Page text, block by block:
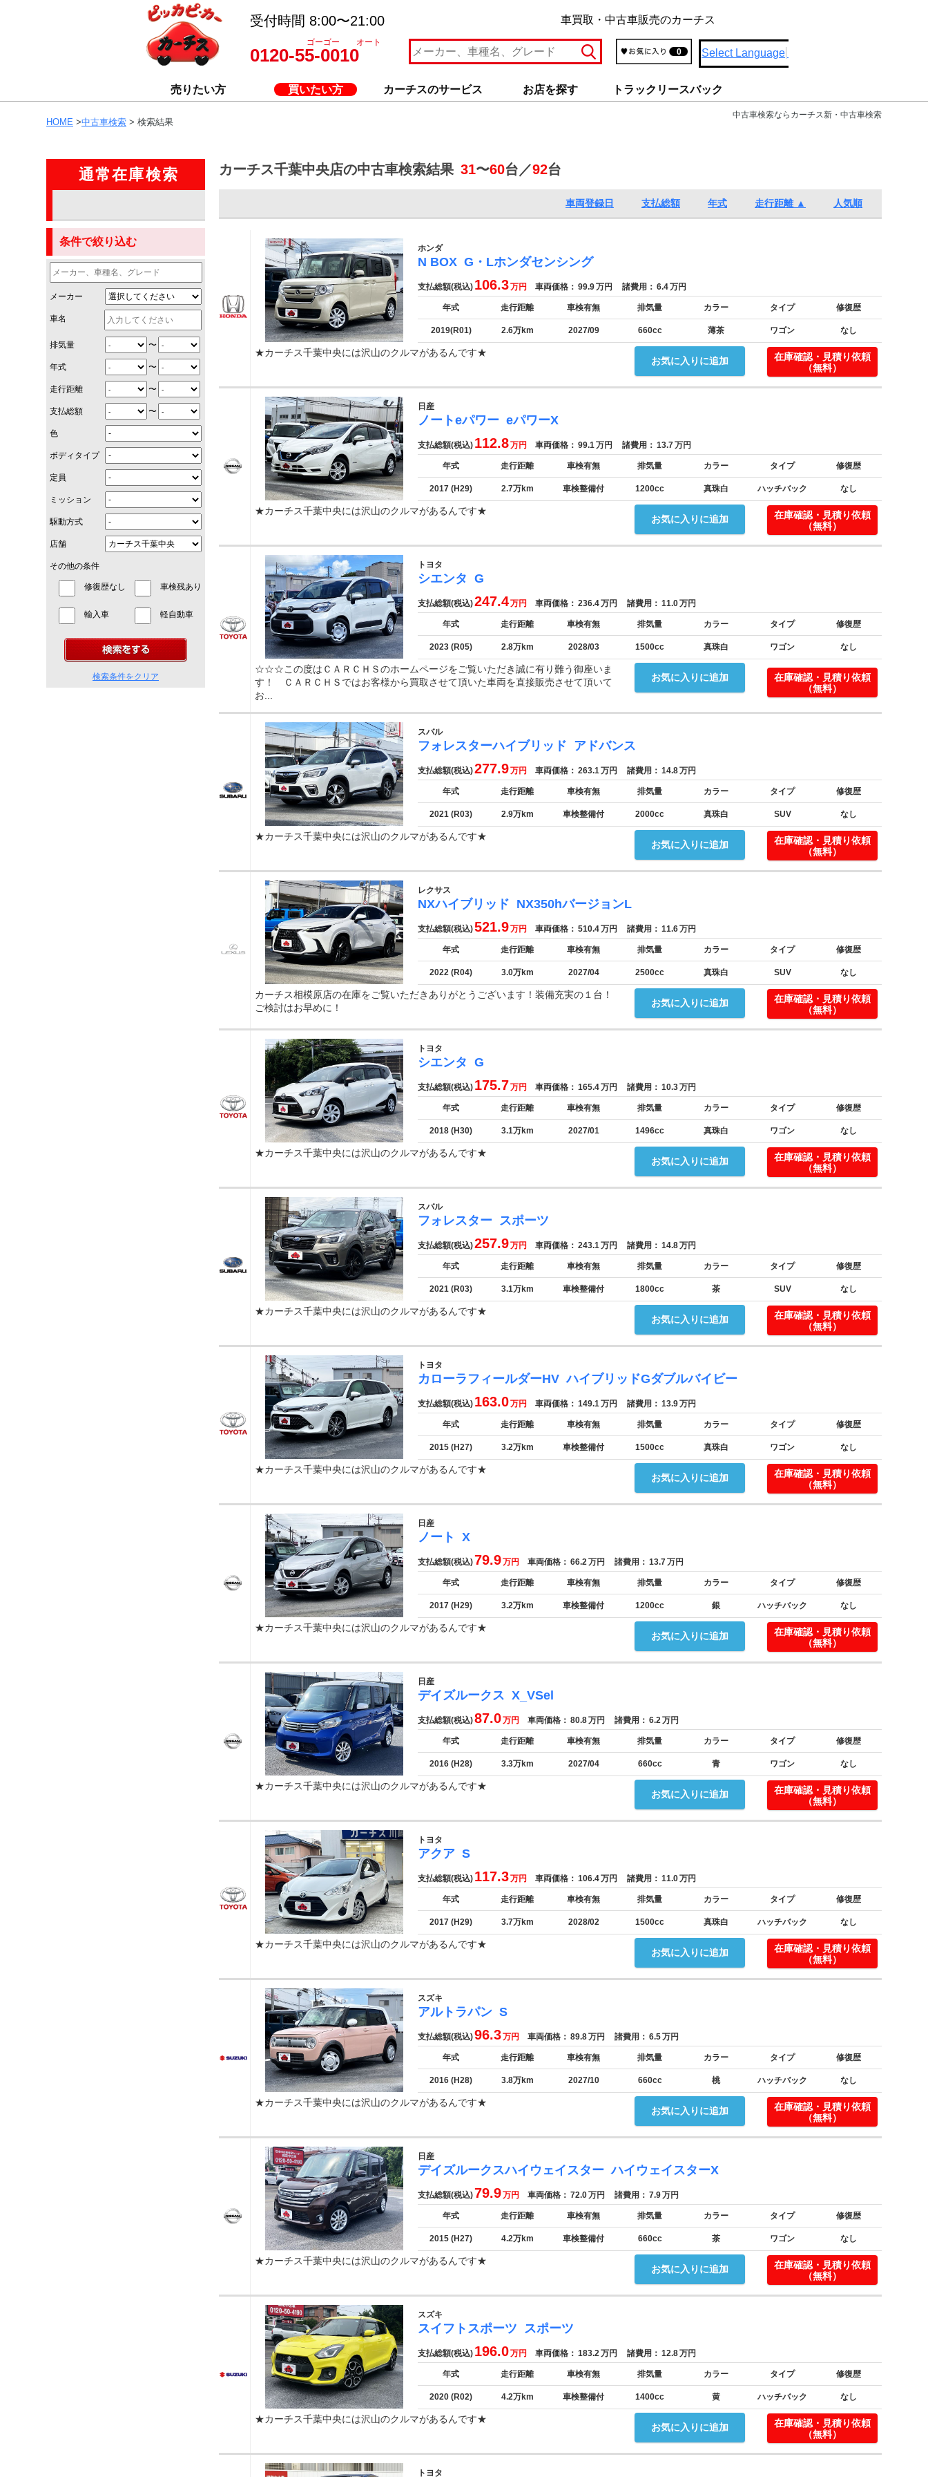
受付時間 8:00〜21:00
ゴーゴー オート
0120-55-0010
車買取・中古車販売のカーチス
0 Select Language
売りたい方 買いたい方 カーチスのサービス お店を探す トラックリースバック
中古車検索ならカーチス新・中古車検索
HOME >中古車検索 > 検索結果
通常在庫検索
条件で絞り込む
メーカー
車名
排気量 〜
年式 〜
走行距離 〜
支払総額 〜
色
ボディタイプ
定員
ミッション
駆動方式
店舗
その他の条件
修復歴なし 車検残あり
輸入車 軽自動車
検索条件をクリア
カーチス千葉中央店の中古車検索結果 31〜60台／92台
車両登録日 支払総額 年式 走行距離 ▲ 人気順
ホンダ
N BOX G・Lホンダセンシング
支払総額(税込) 106.3万円 車両価格： 99.9万円 諸費用： 6.4万円
年式 走行距離 車検有無 排気量 カラー タイプ 修復歴
2019(R01) 2.6万km 2027/09 660cc 薄茶 ワゴン なし
お気に入りに追加
★カーチス千葉中央には沢山のクルマがあるんです★
在庫確認・見積り依頼
（無料）
日産
ノートeパワー eパワーX
支払総額(税込) 112.8万円 車両価格： 99.1万円 諸費用： 13.7万円
年式 走行距離 車検有無 排気量 カラー タイプ 修復歴
2017 (H29) 2.7万km 車検整備付 1200cc 真珠白 ハッチバック なし
お気に入りに追加
★カーチス千葉中央には沢山のクルマがあるんです★
在庫確認・見積り依頼
（無料）
トヨタ
シエンタ G
支払総額(税込)247.4万円 車両価格： 236.4万円 諸費用： 11.0万円
年式 走行距離 車検有無 排気量 カラー タイプ 修復歴
2023 (R05) 2.8万km 2028/03 1500cc 真珠白 ワゴン なし
お気に入りに追加
☆☆☆この度はＣＡＲＣＨＳのホームページをご覧いただき誠に有り難う御座いま
す！ ＣＡＲＣＨＳではお客様から買取させて頂いた車両を直接販売させて頂いて
お...
在庫確認・見積り依頼
（無料）
スバル
フォレスターハイブリッド アドバンス
支払総額(税込)277.9万円 車両価格： 263.1万円 諸費用： 14.8万円
年式 走行距離 車検有無 排気量 カラー タイプ 修復歴
2021 (R03) 2.9万km 車検整備付 2000cc 真珠白 SUV なし
お気に入りに追加
★カーチス千葉中央には沢山のクルマがあるんです★
在庫確認・見積り依頼
（無料）
レクサス
NXハイブリッド NX350hバージョンL
支払総額(税込)521.9万円 車両価格： 510.4万円 諸費用： 11.6万円
年式 走行距離 車検有無 排気量 カラー タイプ 修復歴
2022 (R04) 3.0万km 2027/04 2500cc 真珠白 SUV なし
お気に入りに追加
カーチス相模原店の在庫をご覧いただきありがとうございます！装備充実の１台！
ご検討はお早めに！
在庫確認・見積り依頼
（無料）
トヨタ
シエンタ G
支払総額(税込) 175.7万円 車両価格： 165.4万円 諸費用： 10.3万円
年式 走行距離 車検有無 排気量 カラー タイプ 修復歴
2018 (H30) 3.1万km 2027/01 1496cc 真珠白 ワゴン なし
お気に入りに追加
★カーチス千葉中央には沢山のクルマがあるんです★
在庫確認・見積り依頼
（無料）
スバル
フォレスター スポーツ
支払総額(税込)257.9万円 車両価格： 243.1万円 諸費用： 14.8万円
年式 走行距離 車検有無 排気量 カラー タイプ 修復歴
2021 (R03) 3.1万km 車検整備付 1800cc 茶 SUV なし
お気に入りに追加
★カーチス千葉中央には沢山のクルマがあるんです★
在庫確認・見積り依頼
（無料）
トヨタ
カローラフィールダーHV ハイブリッドGダブルバイビー
支払総額(税込) 163.0万円 車両価格： 149.1万円 諸費用： 13.9万円
年式 走行距離 車検有無 排気量 カラー タイプ 修復歴
2015 (H27) 3.2万km 車検整備付 1500cc 真珠白 ワゴン なし
お気に入りに追加
★カーチス千葉中央には沢山のクルマがあるんです★
在庫確認・見積り依頼
（無料）
日産
ノート X
支払総額(税込)79.9万円 車両価格： 66.2万円 諸費用： 13.7万円
年式 走行距離 車検有無 排気量 カラー タイプ 修復歴
2017 (H29) 3.2万km 車検整備付 1200cc 銀 ハッチバック なし
お気に入りに追加
★カーチス千葉中央には沢山のクルマがあるんです★
在庫確認・見積り依頼
（無料）
日産
デイズルークス X_VSel
支払総額(税込)87.0万円 車両価格： 80.8万円 諸費用： 6.2万円
年式 走行距離 車検有無 排気量 カラー タイプ 修復歴
2016 (H28) 3.3万km 2027/04 660cc 青 ワゴン なし
お気に入りに追加
★カーチス千葉中央には沢山のクルマがあるんです★
在庫確認・見積り依頼
（無料）
トヨタ
アクア S
支払総額(税込) 117.3万円 車両価格： 106.4万円 諸費用： 11.0万円
年式 走行距離 車検有無 排気量 カラー タイプ 修復歴
2017 (H29) 3.7万km 2028/02 1500cc 真珠白 ハッチバック なし
お気に入りに追加
★カーチス千葉中央には沢山のクルマがあるんです★
在庫確認・見積り依頼
（無料）
スズキ
アルトラパン S
支払総額(税込)96.3万円 車両価格： 89.8万円 諸費用： 6.5万円
年式 走行距離 車検有無 排気量 カラー タイプ 修復歴
2016 (H28) 3.8万km 2027/10 660cc 桃 ハッチバック なし
お気に入りに追加
★カーチス千葉中央には沢山のクルマがあるんです★
在庫確認・見積り依頼
（無料）
日産
デイズルークスハイウェイスター ハイウェイスターX
支払総額(税込)79.9万円 車両価格： 72.0万円 諸費用： 7.9万円
年式 走行距離 車検有無 排気量 カラー タイプ 修復歴
2015 (H27) 4.2万km 車検整備付 660cc 茶 ワゴン なし
お気に入りに追加
★カーチス千葉中央には沢山のクルマがあるんです★
在庫確認・見積り依頼
（無料）
スズキ
スイフトスポーツ スポーツ
支払総額(税込) 196.0万円 車両価格： 183.2万円 諸費用： 12.8万円
年式 走行距離 車検有無 排気量 カラー タイプ 修復歴
2020 (R02) 4.2万km 車検整備付 1400cc 黄 ハッチバック なし
お気に入りに追加
★カーチス千葉中央には沢山のクルマがあるんです★
在庫確認・見積り依頼
（無料）
トヨタ